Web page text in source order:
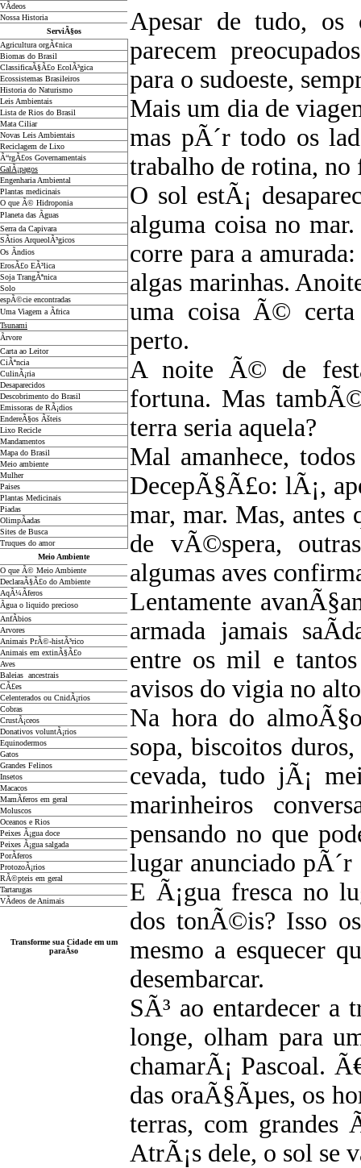
VÃ­deos
Nossa Historia
ServiÃ§os
Agricultura orgÃ¢nica
Biomas do Brasil
ClassificaÃ§Ã£o EcolÃ³gica
Ecossistemas Brasileiros
Historia do Naturismo
Leis Ambientais
Lista de Rios do Brasil
Mata Ciliar
Novas Leis Ambientais
Reciclagem de Lixo
Ã“rgÃ£os Governamentais
GalÃ¡pagos
Engenharia Ambiental
Plantas medicinais
O que Ã© Hidroponia
Planeta das Ãguas
Serra da Capivara
SÃ­tios ArqueolÃ³gicos
Os Ãndios
ErosÃ£o EÃ³lica
Soja TrangÃªnica
Solo
espÃ©cie encontradas
Uma Viagem a Ãfrica
Tsunami
Ãrvore
Carta ao Leitor
CiÃªncia
CulinÃ¡ria
Desaparecidos
Descobrimento do Brasil
Emissoras de RÃ¡dios
EndereÃ§os Ãšteis
Lixo Recicle
Mandamentos
Mapa do Brasil
Meio ambiente
Mulher
Paises
Plantas Medicinais
Piadas
OlimpÃ­adas
Sites de Busca
Truques do amor
Meio Ambiente
O que Ã© Meio Ambiente
DeclaraÃ§Ã£o do Ambiente
AqÃ¼Ã­feros
Ãgua o liquido precioso
AnfÃ­bios
Arvores
Animais PrÃ©-histÃ³rico
Animais em extinÃ§Ã£o
Aves
Baleias ancestrais
CÃ£es
Celenterados ou CnidÃ¡rios
Cobras
CrustÃ¡ceos
Donativos voluntÃ¡rios
Equinodermos
Gatos
Grandes Felinos
Insetos
Macacos
MamÃ­feros em geral
Moluscos
Oceanos e Rios
Peixes Ã¡gua doce
Peixes Ã¡gua salgada
PorÃ­feros
ProtozoÃ¡rios
RÃ©pteis em geral
Tartarugas
VÃ­deos de Animais
Transforme sua Cidade em um
paraÃ­so
Apesar de tudo, os
parecem
para o sudoeste,
Mais um dia de
mas pÃ´r todo os
trabalho de rotina, no
O sol estÃ¡
alguma coisa no
corre para a
algas marinhas.
uma coisa Ã©
perto.
A noite Ã© de
fortuna. Mas
terra seria aquela?
Mal amanhece,
DecepÃ§Ã£o: lÃ¡,
mar, mar. Mas,
de vÃ©spera,
algumas aves
Lentamente
armada jamais
entre os mil e
avisos do vigia no
Na hora do
sopa, biscoitos
cevada, tudo jÃ¡
marinheiros
pensando no que
lugar anunciado
E Ã¡gua fresca no
dos tonÃ©is? Isso
mesmo a esquecer
desembarcar.
SÃ³ ao entardecer a
longe, olham para
chamarÃ¡ Pascoal.
das oraÃ§Ãµes, os
terras, com grandes
AtrÃ¡s dele, o sol se